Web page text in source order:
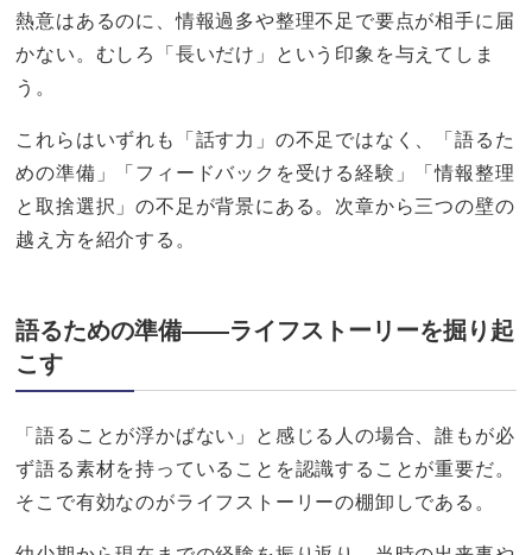
熱意はあるのに、情報過多や整理不足で要点が相手に届
かない。むしろ「長いだけ」という印象を与えてしま
う。
これらはいずれも「話す力」の不足ではなく、「語るた
めの準備」「フィードバックを受ける経験」「情報整理
と取捨選択」の不足が背景にある。次章から三つの壁の
越え方を紹介する。
語るための準備——ライフストーリーを掘り起
こす
「語ることが浮かばない」と感じる人の場合、誰もが必
ず語る素材を持っていることを認識することが重要だ。
そこで有効なのがライフストーリーの棚卸しである。